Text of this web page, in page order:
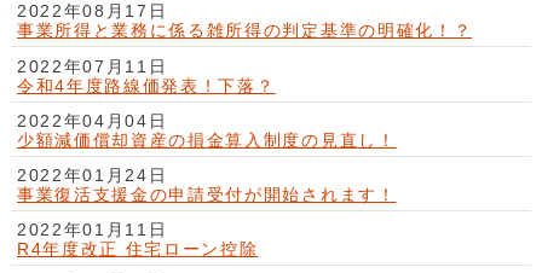
2022年08月17日
事業所得と業務に係る雑所得の判定基準の明確化！？
2022年07月11日
令和4年度路線価発表！下落？
2022年04月04日
少額減価償却資産の損金算入制度の見直し！
2022年01月24日
事業復活支援金の申請受付が開始されます！
2022年01月11日
R4年度改正 住宅ローン控除